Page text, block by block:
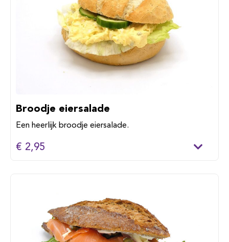
Broodje eiersalade
Een heerlijk broodje eiersalade.
€ 2,95